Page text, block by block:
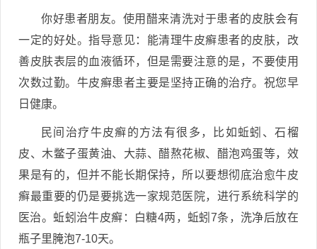
你好患者朋友。使用醋来清洗对于患者的皮肤会有
一定的好处。指导意见：能清理牛皮癣患者的皮肤，改
善皮肤表层的血液循环，但是需要注意的是，不要使用
次数过勤。牛皮癣患者主要是坚持正确的治疗。祝您早
日健康。
民间治疗牛皮癣的方法有很多，比如蚯蚓、石榴
皮、木鳖子蛋黄油、大蒜、醋熬花椒、醋泡鸡蛋等，效
果是有的，但并不能长期保持，所以要想彻底治愈牛皮
癣最重要的仍是要挑选一家规范医院，进行系统科学的
医治。蚯蚓治牛皮癣：白糖4两，蚯蚓7条，洗净后放在
瓶子里腌泡7-10天。